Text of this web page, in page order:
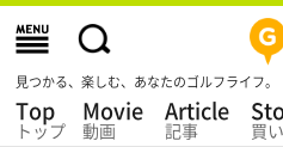
見つかる、楽しむ、あなたのゴルフライフ。
Top
トップ
Movie
動画
Article
記事 買